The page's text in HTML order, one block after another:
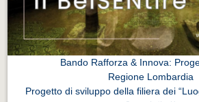
Guida turistica rapida
Musica e teatro
Musica e teatro
Distretto industriale
Bando Rafforza & Innova:
Regione Lombardia
Progetto di sviluppo della filiera dei